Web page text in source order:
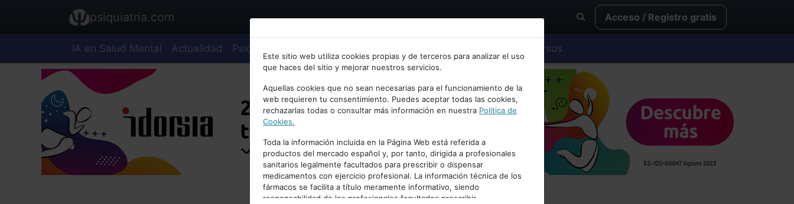
Bienvenid@ a psiquiatria.com
Escribe tu Email
Accede o regístrate con tu email.
Cancelar
psiquiatria.com Acceso / Registro gratis
IA en Salud Mental Actualidad Psiquiatría Cursos
Este sitio web utiliza cookies propias y de terceros para analizar el uso
que haces del sitio y mejorar nuestros servicios.
Aquellas cookies que no sean necesarias para el funcionamiento de la
web requieren tu consentimiento. Puedes aceptar todas las cookies,
rechazarlas todas o consultar más información en nuestra Política de
Cookies.
Toda la información incluida en la Página Web está referida a
productos del mercado español y, por tanto, dirigida a profesionales
sanitarios legalmente facultados para prescribir o dispensar
medicamentos con ejercicio profesional. La información técnica de los
fármacos se facilita a título meramente informativo, siendo
responsabilidad de los profesionales facultados prescribir
PUBLICIDAD